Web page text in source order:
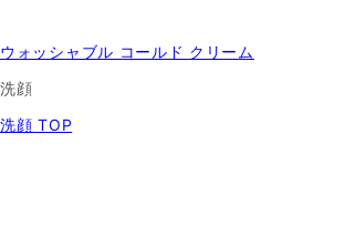
ウォッシャブル コールド クリーム
洗顔
洗顔 TOP